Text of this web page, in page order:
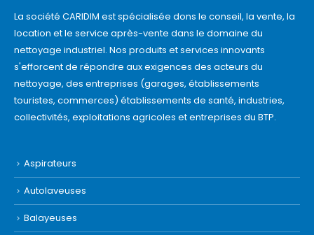
La société CARIDIM est spécialisée dons le conseil, la vente, la
location et le service après-vente dans le domaine du
nettoyage industriel. Nos produits et services innovants
s'efforcent de répondre aux exigences des acteurs du
nettoyage, des entreprises (garages, établissements
touristes, commerces) établissements de santé, industries,
collectivités, exploitations agricoles et entreprises du BTP.
Aspirateurs
Autolaveuses
Balayeuses